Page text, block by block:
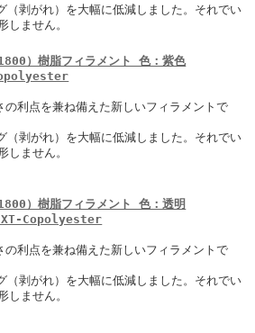
（剥がれ）を大幅に低減しました。それでい
しません。
）樹脂フィラメント 色：紫色
の利点を兼ね備えた新しいフィラメントで
（剥がれ）を大幅に低減しました。それでい
しません。
）樹脂フィラメント 色：透明
Copolyester
の利点を兼ね備えた新しいフィラメントで
（剥がれ）を大幅に低減しました。それでい
しません。